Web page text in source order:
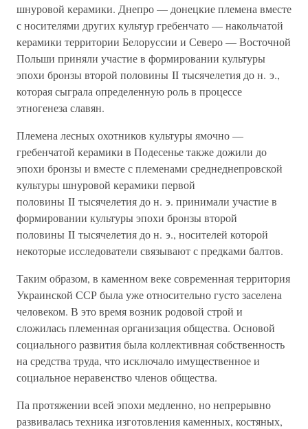
шнуровой керамики. Днепро — донецкие племена вместе
с носителями других культур гребенчато — накольчатой
керамики территории Белоруссии и Северо — Восточной
Польши приняли участие в формировании культуры
эпохи бронзы второй половины II тысячелетия до н. э.,
которая сыграла определенную роль в процессе
этногенеза славян.
Племена лесных охотников культуры ямочно —
гребенчатой керамики в Подесенье также дожили до
эпохи бронзы и вместе с племенами среднеднепровской
культуры шнуровой керамики первой
половины II тысячелетия до н. э. принимали участие в
формировании культуры эпохи бронзы второй
половины II тысячелетия до н. э., носителей которой
некоторые исследователи связывают с предками балтов.
Таким образом, в каменном веке современная территория
Украинской ССР была уже относительно густо заселена
человеком. В это время возник родовой строй и
сложилась племенная организация общества. Основой
социального развития была коллективная собственность
на средства труда, что исключало имущественное и
социальное неравенство членов общества.
Па протяжении всей эпохи медленно, но непрерывно
развивалась техника изготовления каменных, костяных,